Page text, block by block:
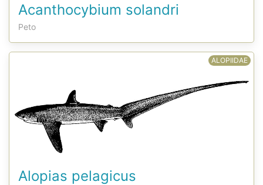
Acanthocybium solandri
Peto
ALOPIIDAE
Alopias pelagicus